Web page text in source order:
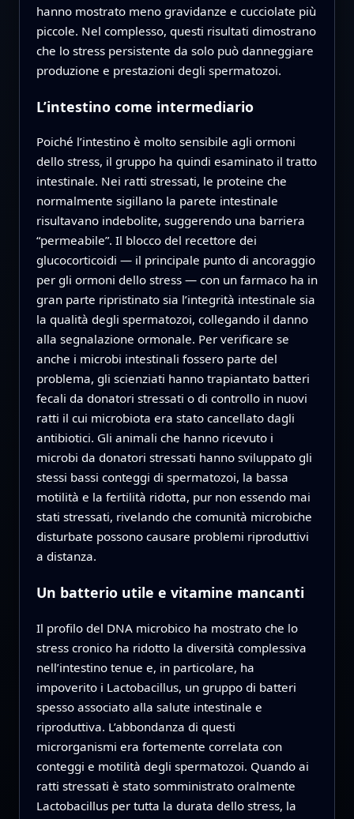
hanno mostrato meno gravidanze e cucciolate più
piccole. Nel complesso, questi risultati dimostrano
che lo stress persistente da solo può danneggiare
produzione e prestazioni degli spermatozoi.
L’intestino come intermediario
Poiché l’intestino è molto sensibile agli ormoni
dello stress, il gruppo ha quindi esaminato il tratto
intestinale. Nei ratti stressati, le proteine che
normalmente sigillano la parete intestinale
risultavano indebolite, suggerendo una barriera
“permeabile”. Il blocco del recettore dei
glucocorticoidi — il principale punto di ancoraggio
per gli ormoni dello stress — con un farmaco ha in
gran parte ripristinato sia l’integrità intestinale sia
la qualità degli spermatozoi, collegando il danno
alla segnalazione ormonale. Per verificare se
anche i microbi intestinali fossero parte del
problema, gli scienziati hanno trapiantato batteri
fecali da donatori stressati o di controllo in nuovi
ratti il cui microbiota era stato cancellato dagli
antibiotici. Gli animali che hanno ricevuto i
microbi da donatori stressati hanno sviluppato gli
stessi bassi conteggi di spermatozoi, la bassa
motilità e la fertilità ridotta, pur non essendo mai
stati stressati, rivelando che comunità microbiche
disturbate possono causare problemi riproduttivi
a distanza.
Un batterio utile e vitamine mancanti
Il profilo del DNA microbico ha mostrato che lo
stress cronico ha ridotto la diversità complessiva
nell’intestino tenue e, in particolare, ha
impoverito i Lactobacillus, un gruppo di batteri
spesso associato alla salute intestinale e
riproduttiva. L’abbondanza di questi
microrganismi era fortemente correlata con
conteggi e motilità degli spermatozoi. Quando ai
ratti stressati è stato somministrato oralmente
Lactobacillus per tutta la durata dello stress, la